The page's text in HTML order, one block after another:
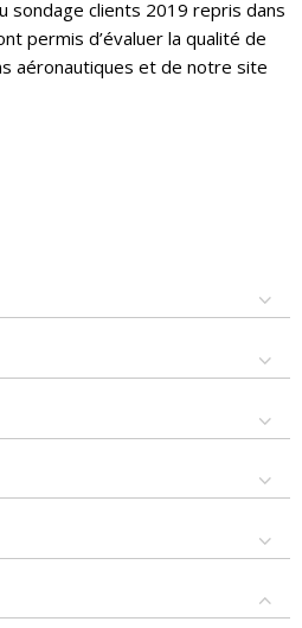
sondage clients 2019 repris dans
permis d’évaluer la qualité de
aéronautiques et de notre site